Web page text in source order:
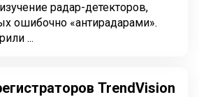
радар-детекторов,
ошибочно «антирадарами».
...
TrendVision